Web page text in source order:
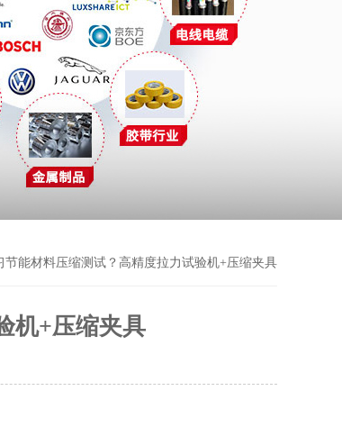
节能材料压缩测试？高精度拉力试验机+压缩夹具
机+压缩夹具